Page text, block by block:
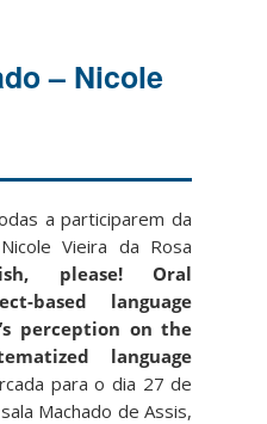
– Nicole
a participarem da
Vieira da Rosa
please! Oral
based language
perception on the
language
para o dia 27 de
Machado de Assis,